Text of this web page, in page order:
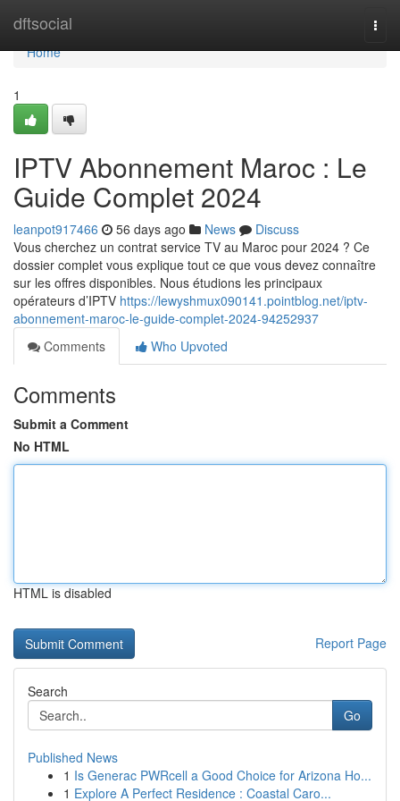
dftsocial
Home
Home
1
IPTV Abonnement Maroc : Le
Guide Complet 2024
leanpot917466 56 days ago News
Discuss
Vous cherchez un contrat service TV au Maroc pour 2024 ? Ce
dossier complet vous explique tout ce que vous devez connaître
sur les offres disponibles. Nous étudions les principaux
opérateurs d’IPTV https://lewyshmux090141.pointblog.net/iptv-
abonnement-maroc-le-guide-complet-2024-94252937
Comments
Who Upvoted
Comments
Submit a Comment
No HTML
HTML is disabled
Report Page
Search
Go
Published News
1 Is Generac PWRcell a Good Choice for Arizona Ho...
1 Explore A Perfect Residence : Coastal Caro...